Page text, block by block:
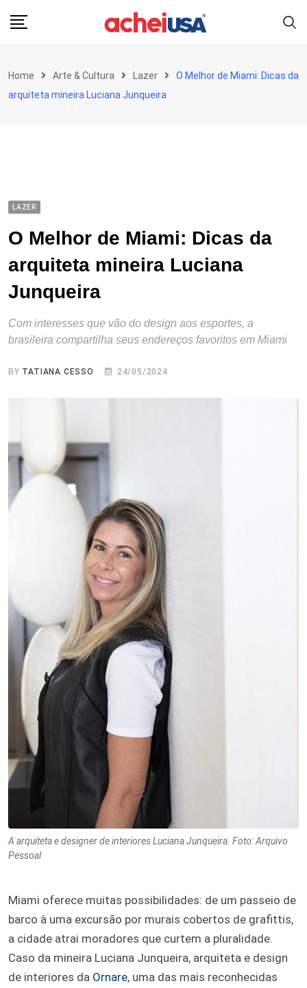
Home Arte & Cultura Lazer
O Melhor de Miami: Dicas da
arquiteta mineira Luciana Junqueira
LAZER
O Melhor de Miami: Dicas da
arquiteta mineira Luciana
Junqueira
Com interesses que vão do design aos esportes, a
brasileira compartilha seus endereços favoritos em Miami
BY TATIANA CESSO 24/05/2024
A arquiteta e designer de interiores Luciana Junqueira. Foto: Arquivo
Pessoal
Miami oferece muitas possibilidades: de um passeio de
barco à uma excursão por murais cobertos de grafittis,
a cidade atrai moradores que curtem a pluralidade.
Caso da mineira Luciana Junqueira, arquiteta e design
de interiores da Ornare, uma das mais reconhecidas